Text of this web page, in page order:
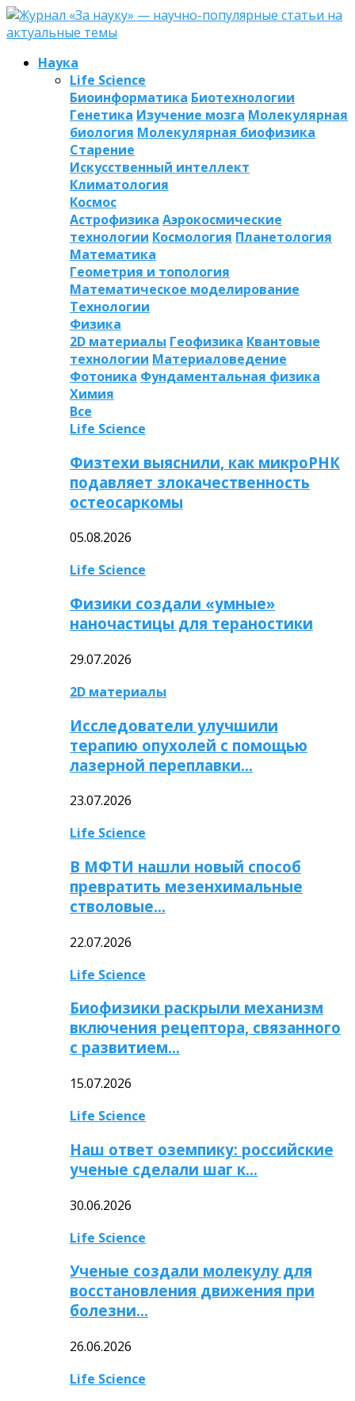
Наука
Life Science
Биоинформатика Биотехнологии
Генетика Изучение мозга Молекулярная
биология Молекулярная биофизика
Старение
Искусственный интеллект
Климатология
Космос
Астрофизика Аэрокосмические
технологии Космология Планетология
Математика
Геометрия и топология
Математическое моделирование
Технологии
Физика
2D материалы Геофизика Квантовые
технологии Материаловедение
Фотоника Фундаментальная физика
Химия
Все
Life Science
Физтехи выяснили, как микроРНК
подавляет злокачественность
остеосаркомы
05.08.2026
Life Science
Физики создали «умные»
наночастицы для тераностики
29.07.2026
2D материалы
Исследователи улучшили
терапию опухолей с помощью
лазерной переплавки…
23.07.2026
Life Science
В МФТИ нашли новый способ
превратить мезенхимальные
стволовые…
22.07.2026
Life Science
Биофизики раскрыли механизм
включения рецептора, связанного
с развитием…
15.07.2026
Life Science
Наш ответ оземпику: российские
ученые сделали шаг к…
30.06.2026
Life Science
Ученые создали молекулу для
восстановления движения при
болезни…
26.06.2026
Life Science